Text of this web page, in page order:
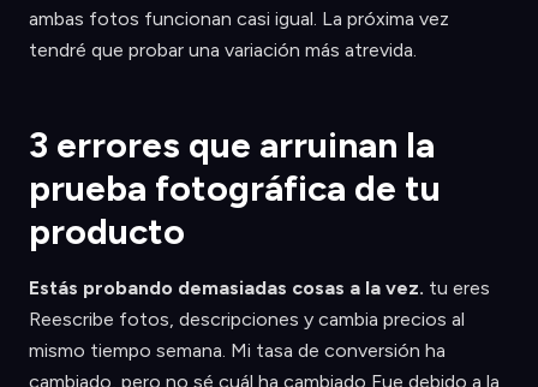
ambas fotos funcionan casi igual. La próxima vez
tendré que probar una variación más atrevida.
3 errores que arruinan la
prueba fotográfica de tu
producto
Estás probando demasiadas cosas a la vez. tu eres
Reescribe fotos, descripciones y cambia precios al
mismo tiempo semana. Mi tasa de conversión ha
cambiado, pero no sé cuál ha cambiado Fue debido a la